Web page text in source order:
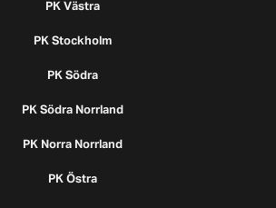
PK Västra
PK Stockholm
PK Södra
PK Södra Norrland
PK Norra Norrland
PK Östra